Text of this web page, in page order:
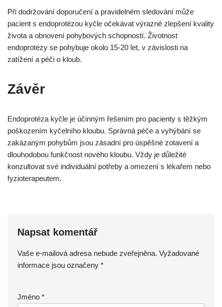
Při dodržování doporučení a pravidelném sledování může
pacient s endoprotézou kyčle očekávat výrazné zlepšení kvality
života a obnovení pohybových schopností. Životnost
endoprotézy se pohybuje okolo 15-20 let, v závislosti na
zatížení a péči o kloub.
Závěr
Endoprotéza kyčle je účinným řešením pro pacienty s těžkým
poškozením kyčelního kloubu. Správná péče a vyhýbání se
zakázaným pohybům jsou zásadní pro úspěšné zotavení a
dlouhodobou funkčnost nového kloubu. Vždy je důležité
konzultovat své individuální potřeby a omezení s lékařem nebo
fyzioterapeutem.
Napsat komentář
Vaše e-mailová adresa nebude zveřejněna. Vyžadované
informace jsou označeny *
Jméno *